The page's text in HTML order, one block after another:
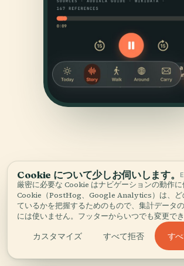
出典
確かめて、お見せす
歴史的記録、建築アーカイブ、そして地元
Audiala編集チームが調査・執筆しました
Cookie について少しお伺いします。
厳密に必要な Cookie はナビゲーションの動作
Cookie（PostHog、Google Analytics）は、ど
ているかを把握するためのもので、集計データ
には使いません。フッターからいつでも変更でき
カスタマイズ すべて拒否 す